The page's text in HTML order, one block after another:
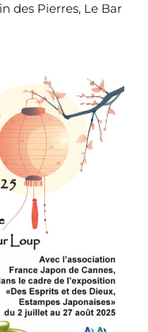
des Pierres, Le Bar